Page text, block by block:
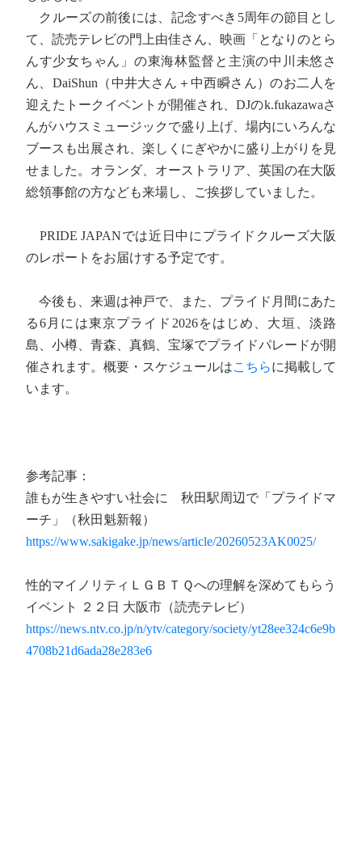
クルーズの前後には、記念すべき5周年の節目とし
て、読売テレビの門上由佳さん、映画「となりのとら
んす少女ちゃん」の東海林監督と主演の中川未悠さ
ん、DaiShun（中井大さん＋中西瞬さん）のお二人を
迎えたトークイベントが開催され、DJのk.fukazawaさ
んがハウスミュージックで盛り上げ、場内にいろんな
ブースも出展され、楽しくにぎやかに盛り上がりを見
せました。オランダ、オーストラリア、英国の在大阪
総領事館の方なども来場し、ご挨拶していました。
PRIDE JAPANでは近日中にプライドクルーズ大阪
のレポートをお届けする予定です。
今後も、来週は神戸で、また、プライド月間にあた
る6月には東京プライド2026をはじめ、大垣、淡路
島、小樽、青森、真鶴、宝塚でプライドパレードが開
催されます。概要・スケジュールはこちらに掲載して
います。
参考記事：
誰もが生きやすい社会に 秋田駅周辺で「プライドマ
ーチ」（秋田魁新報）
https://www.sakigake.jp/news/article/20260523AK0025/
性的マイノリティＬＧＢＴＱへの理解を深めてもらう
イベント ２２日 大阪市（読売テレビ）
https://news.ntv.co.jp/n/ytv/category/society/yt28ee324c6e9b
4708b21d6ada28e283e6